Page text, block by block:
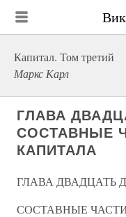
Капитал. Том третий
Маркс Карл
ГЛАВА
СОСТАВНЫЕ
КАПИТАЛА
ГЛАВА ДВАДЦАТЬ
СОСТАВНЫЕ